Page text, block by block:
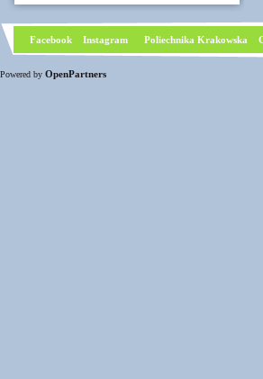
Facebook Instagram Poliechnika Krakowska
Powered by OpenPartners